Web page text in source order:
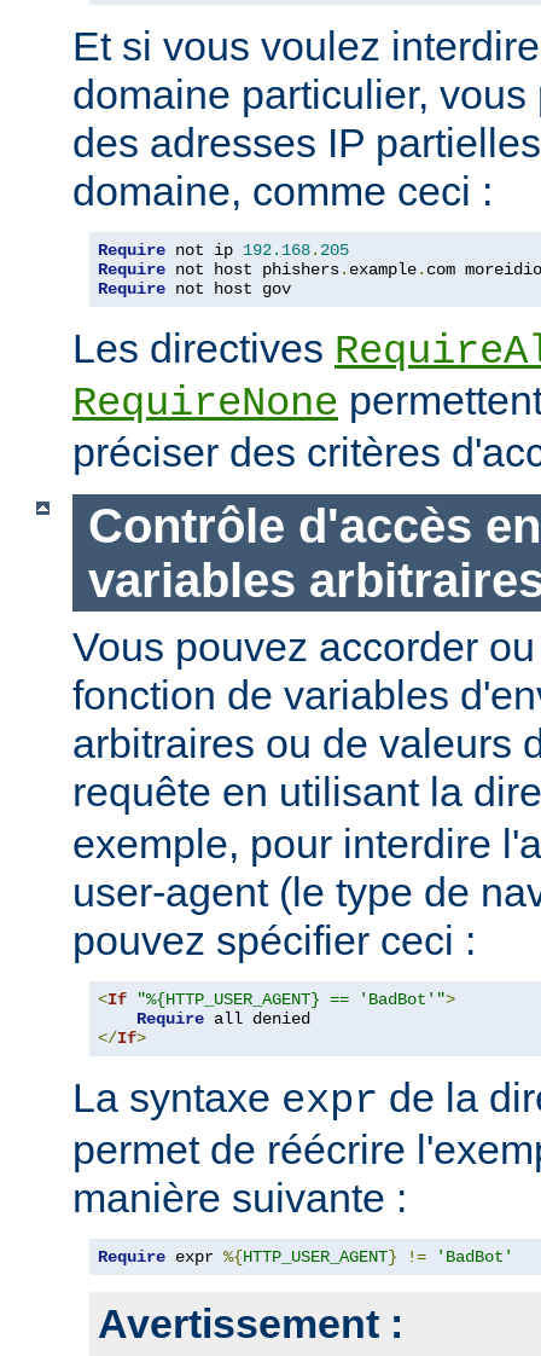
Et si vous voulez
domaine particulier,
des adresses IP
domaine, comme ceci :
Require not ip 192.168. 205
Require not host phishers. example. com
Require not host gov
Les directives
RequireNone
préciser des critères
Contrôle d'accès
variables
Vous pouvez accorder
fonction de variables
arbitraires ou de valeurs
requête en utilisant la
exemple, pour interdire
user-agent (le type de
pouvez spécifier ceci :
<If "%{HTTP_USER_AGENT} == 'BadBot'">
Require
</If>
La syntaxe expr de la
permet de réécrire
manière suivante :
Require expr %{HTTP_USER_AGENT} != 'BadBot'
Avertissement :